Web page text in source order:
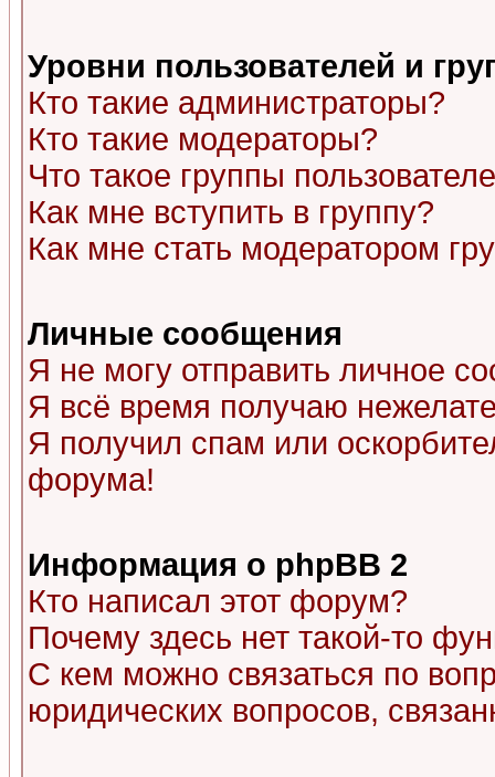
Уровни пользователей и
Кто такие администраторы?
Кто такие модераторы?
Что такое группы
Как мне вступить в группу?
Как мне стать модератором
Личные сообщения
Я не могу отправить личное
Я всё время получаю
Я получил спам или
форума!
Информация о phpBB 2
Кто написал этот форум?
Почему здесь нет такой-то
С кем можно связаться по
юридических вопросов,